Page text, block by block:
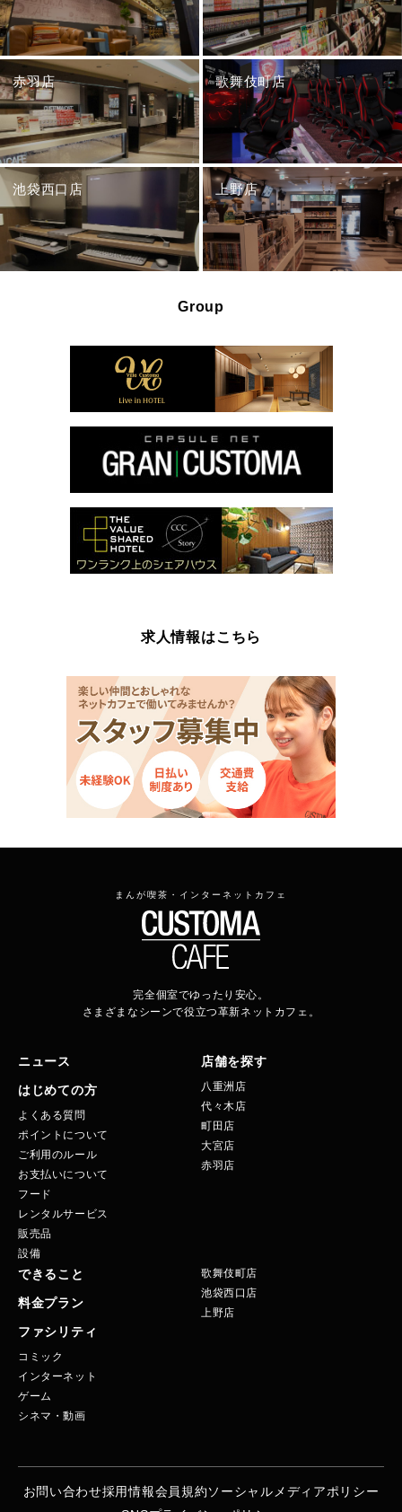
赤羽店 歌舞伎町店
池袋西口店 上野店
Group
求人情報はこちら
まんが喫茶・インターネットカフェ
完全個室でゆったり安心。
さまざまなシーンで役立つ革新ネットカフェ。
ニュース
はじめての方
よくある質問
ポイントについて
ご利用のルール
お支払いについて
フード
レンタルサービス
販売品
設備
できること
料金プラン
ファシリティ
コミック
インターネット
ゲーム
シネマ・動画
店舗を探す
八重洲店
代々木店
町田店
大宮店
赤羽店
歌舞伎町店
池袋西口店
上野店
お問い合わせ採用情報会員規約ソーシャルメディアポリシー